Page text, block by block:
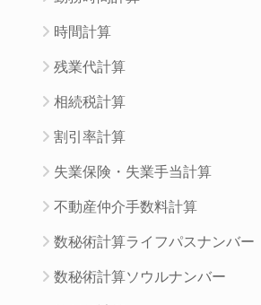
時間計算
残業代計算
相続税計算
割引率計算
失業保険・失業手当計算
不動産仲介手数料計算
数秘術計算ライフパスナンバー
数秘術計算ソウルナンバー